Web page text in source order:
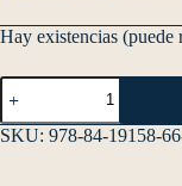
Hay existencias (puede
SKU: 978-84-19158-